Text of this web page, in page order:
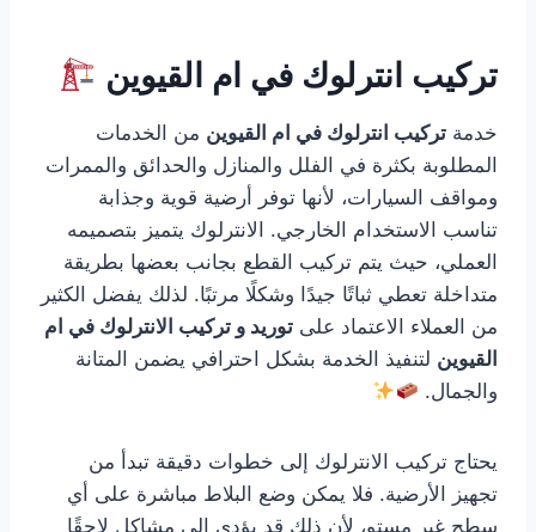
تركيب انترلوك في ام القيوين
خدمة تركيب انترلوك في ام القيوين من الخدمات
المطلوبة بكثرة في الفلل والمنازل والحدائق والممرات
ومواقف السيارات، لأنها توفر أرضية قوية وجذابة
تناسب الاستخدام الخارجي. الانترلوك يتميز بتصميمه
العملي، حيث يتم تركيب القطع بجانب بعضها بطريقة
متداخلة تعطي ثباتًا جيدًا وشكلًا مرتبًا. لذلك يفضل الكثير
من العملاء الاعتماد على توريد و تركيب الانترلوك في ام
القيوين لتنفيذ الخدمة بشكل احترافي يضمن المتانة
والجمال.
يحتاج تركيب الانترلوك إلى خطوات دقيقة تبدأ من
تجهيز الأرضية. فلا يمكن وضع البلاط مباشرة على أي
سطح غير مستوٍ، لأن ذلك قد يؤدي إلى مشاكل لاحقًا